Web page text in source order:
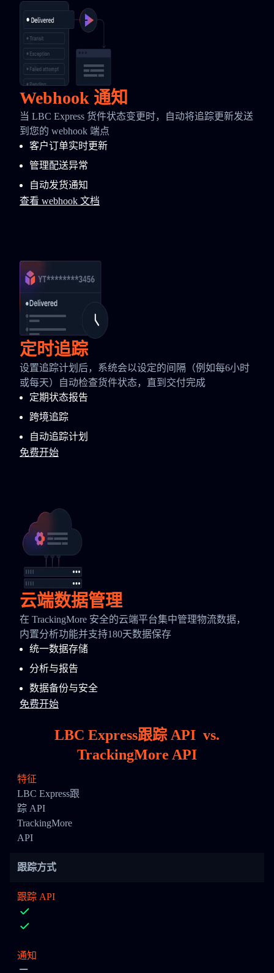
Webhook 通知
当 LBC Express 货件状态变更时，自动将追踪更新发送
到您的 webhook 端点
客户订单实时更新
管理配送异常
自动发货通知
查看 webhook 文档
定时追踪
设置追踪计划后，系统会以设定的间隔（例如每6小时
或每天）自动检查货件状态，直到交付完成
定期状态报告
跨境追踪
自动追踪计划
免费开始
云端数据管理
在 TrackingMore 安全的云端平台集中管理物流数据，
内置分析功能并支持180天数据保存
统一数据存储
分析与报告
数据备份与安全
免费开始
LBC Express跟踪 API vs.
TrackingMore API
特征
LBC Express跟
踪 API
TrackingMore
API
跟踪方式
跟踪 API
通知